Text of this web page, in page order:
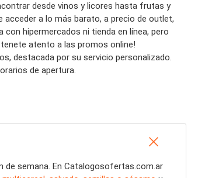
desde vinos y licores hasta frutas y
a lo más barato, a precio de outlet,
hipermercados ni tienda en línea, pero
atento a las promos online!
destacada por su servicio personalizado.
de apertura.
de semana. En Catalogosofertas.com.ar